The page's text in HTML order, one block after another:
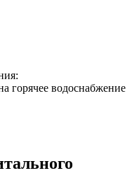
горячее водоснабжение